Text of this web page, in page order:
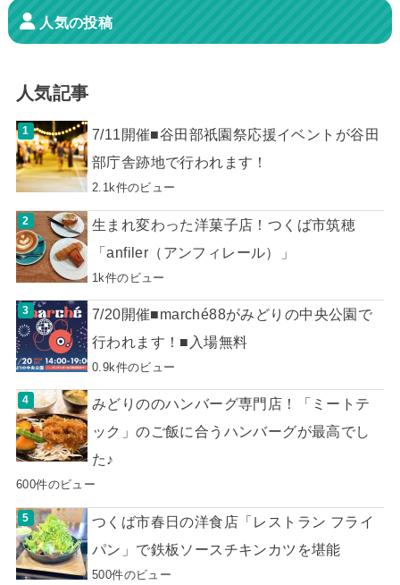
人気の投稿
人気記事
7/11開催■谷田部祇園祭応援イベントが谷田
部庁舎跡地で行われます！
2.1k件のビュー
生まれ変わった洋菓子店！つくば市筑穂
「anfiler（アンフィレール）」
1k件のビュー
7/20開催■marché88がみどりの中央公園で
行われます！■入場無料
0.9k件のビュー
みどりののハンバーグ専門店！「ミートテ
ック」のご飯に合うハンバーグが最高でし
た♪
600件のビュー
つくば市春日の洋食店「レストラン フライ
パン」で鉄板ソースチキンカツを堪能
500件のビュー